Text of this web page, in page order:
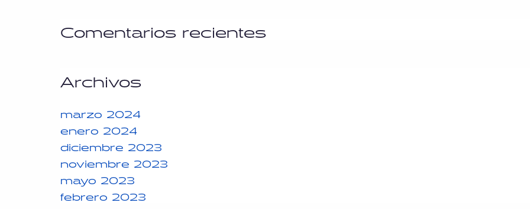
Comentarios recientes
Archivos
marzo 2024
enero 2024
diciembre 2023
noviembre 2023
mayo 2023
febrero 2023